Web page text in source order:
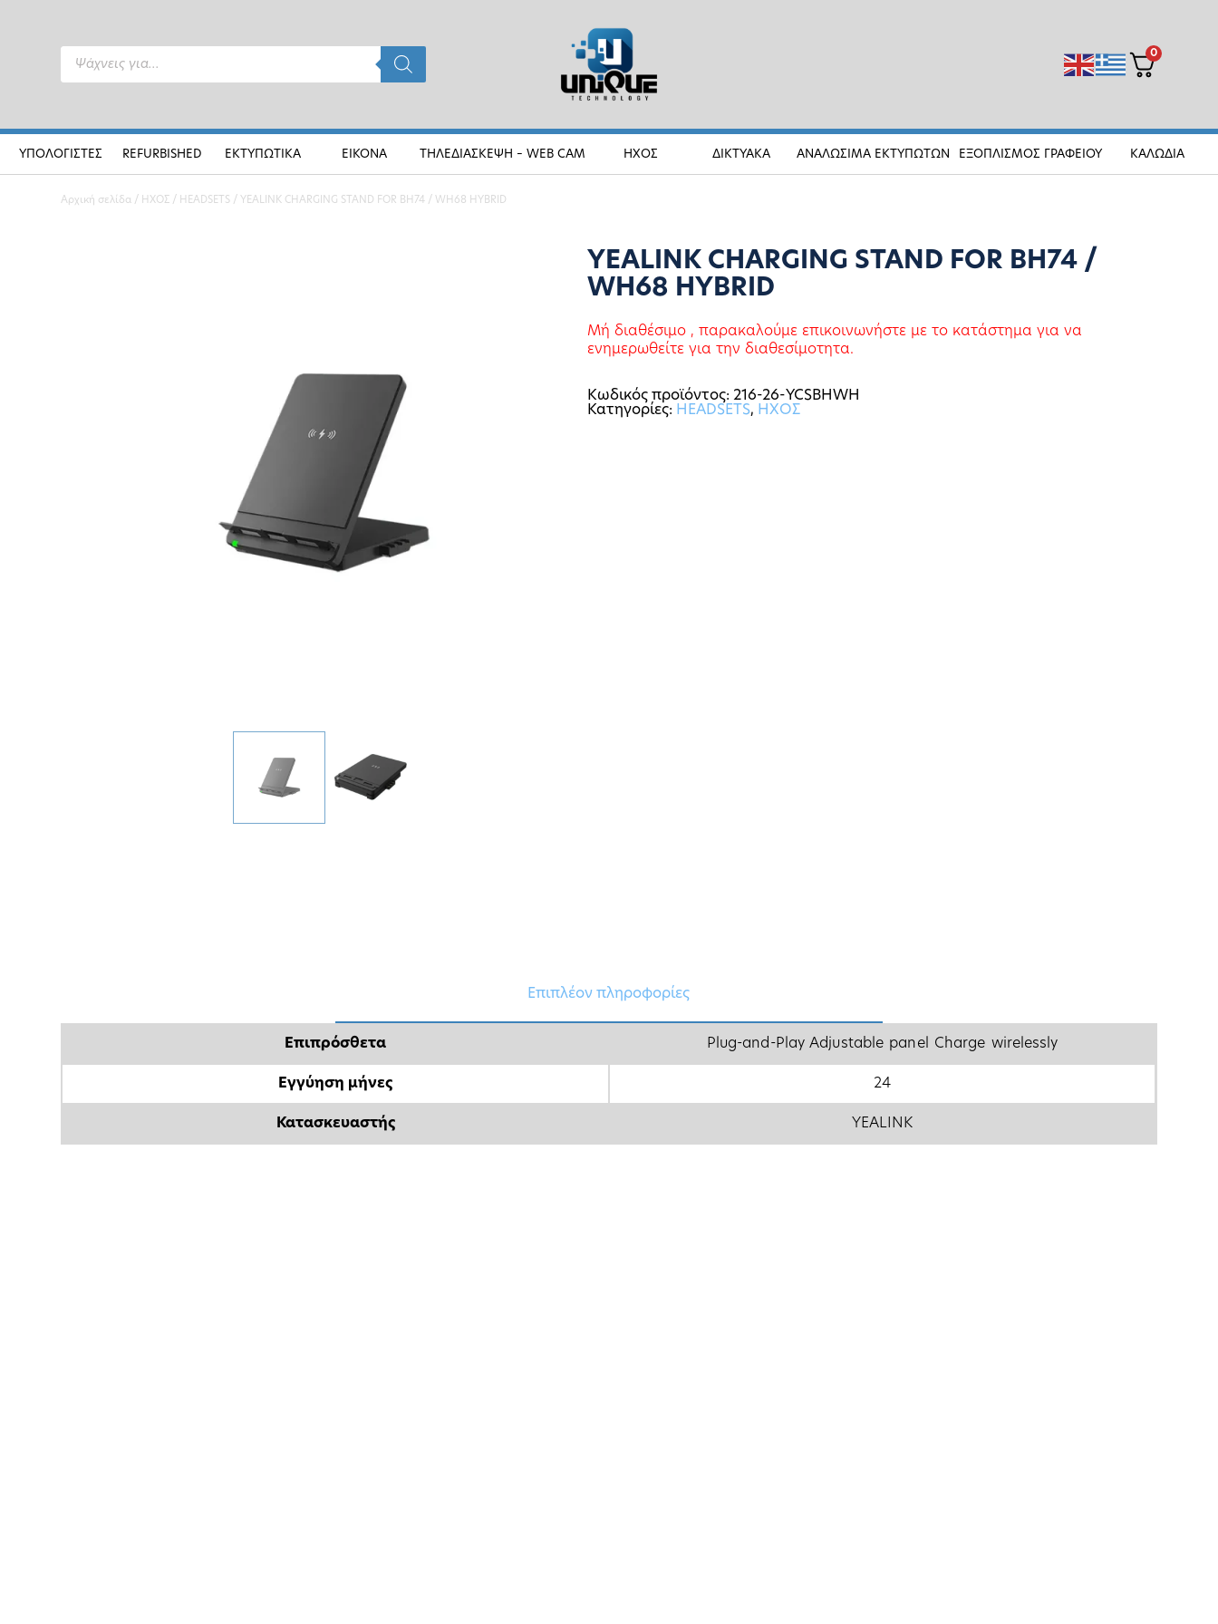
search
0
ΥΠΟΛΟΓΙΣΤΕΣ REFURBISHED ΕΚΤΥΠΩΤΙΚΑ ΕΙΚΟΝΑ ΤΗΛΕΔΙΑΣΚΕΨΗ – WEB CAM ΗΧΟΣ ΔΙΚΤΥΑΚΑ ΑΝΑΛΩΣΙΜΑ ΕΚΤΥΠΩΤΩΝ ΕΞΟΠΛΙΣΜΟΣ ΓΡΑΦΕΙΟΥ ΚΑΛΩΔΙΑ
Αρχική σελίδα / ΗΧΟΣ / HEADSETS / YEALINK CHARGING STAND FOR BH74 / WH68 HYBRID
YEALINK CHARGING STAND FOR BH74 /
WH68 HYBRID
Μή διαθέσιμο , παρακαλούμε επικοινωνήστε με το κατάστημα για να
ενημερωθείτε για την διαθεσίμοτητα.
Κωδικός προϊόντος: 216-26-YCSBHWH
Κατηγορίες: HEADSETS, ΗΧΟΣ
Επιπλέον πληροφορίες
Επιπρόσθετα Plug-and-Play Adjustable panel Charge wirelessly
Εγγύηση μήνες 24
Κατασκευαστής YEALINK